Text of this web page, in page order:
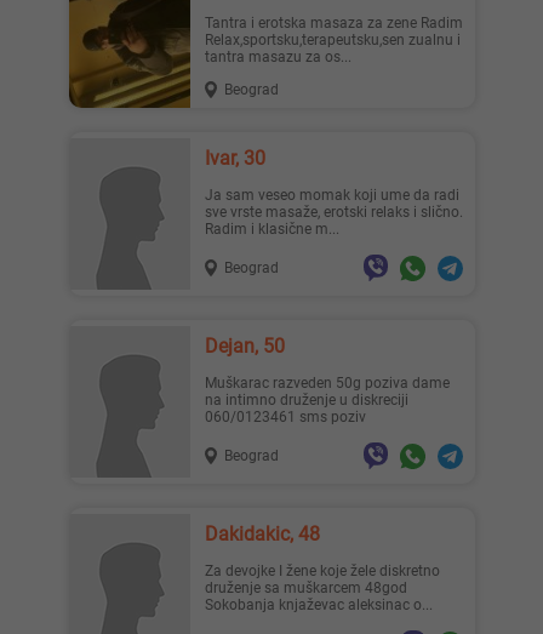
Tantra i erotska masaza za zene Radim
Relax,sportsku,terapeutsku,sen zualnu i
tantra masazu za os...
Beograd
Ivar, 30
Ja sam veseo momak koji ume da radi
sve vrste masaže, erotski relaks i slično.
Radim i klasične m...
Beograd
Dejan, 50
Muškarac razveden 50g poziva dame
na intimno druženje u diskreciji
060/0123461 sms poziv
Beograd
Dakidakic, 48
Za devojke I žene koje žele diskretno
druženje sa muškarcem 48god
Sokobanja knjaževac aleksinac o...